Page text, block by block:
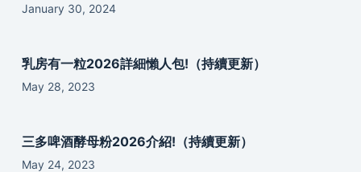
January 30, 2024
乳房有一粒2026詳細懶人包!（持續更新）
May 28, 2023
三多啤酒酵母粉2026介紹!（持續更新）
May 24, 2023